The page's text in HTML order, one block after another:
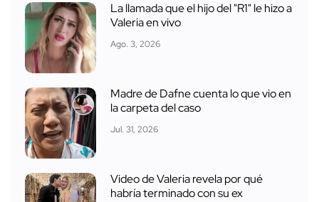
La llamada que el hijo del "R1" le hizo a
Valeria en vivo
Ago. 3, 2026
Madre de Dafne cuenta lo que vio en
la carpeta del caso
Jul. 31, 2026
Video de Valeria revela por qué
habría terminado con su ex